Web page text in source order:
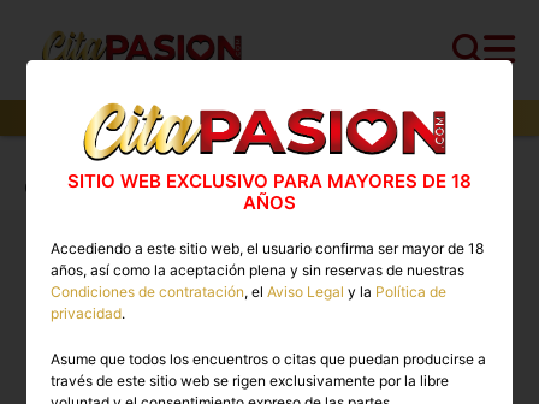
perfiles,0perfiles verificados y0con video
Cita PASION.COM
>Travestis >Ciudad Real>
Ciudad Real capital
Travestis Ciudad Real capital 🔥 Escorts trans con
vídeos reales disponibles ahora
Lo sentimos, actualmente no hay perfiles
SITIO WEB EXCLUSIVO PARA MAYORES DE 18
AÑOS
Accediendo a este sitio web, el usuario confirma ser mayor de 18
años, así como la aceptación plena y sin reservas de nuestras
Condiciones de contratación, elAviso Legal y la Política de
privacidad.
Asume que todos los encuentros o citas que puedan producirse a
través de este sitio web se rigen exclusivamente por la libre